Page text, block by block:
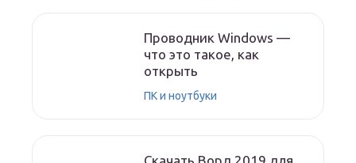
Проводник Windows —
что это такое, как
открыть
ПК и ноутбуки